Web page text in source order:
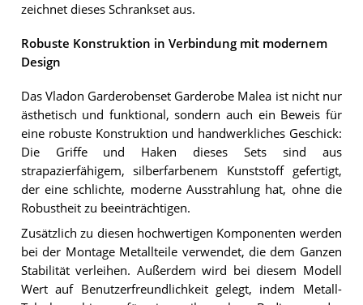
zeichnet dieses Schrankset aus.
Robuste Konstruktion in Verbindung mit modernem
Design
Das Vladon Garderobenset Garderobe Malea ist nicht nur
ästhetisch und funktional, sondern auch ein Beweis für
eine robuste Konstruktion und handwerkliches Geschick:
Die Griffe und Haken dieses Sets sind aus
strapazierfähigem, silberfarbenem Kunststoff gefertigt,
der eine schlichte, moderne Ausstrahlung hat, ohne die
Robustheit zu beeinträchtigen.
Zusätzlich zu diesen hochwertigen Komponenten werden
bei der Montage Metallteile verwendet, die dem Ganzen
Stabilität verleihen. Außerdem wird bei diesem Modell
Wert auf Benutzerfreundlichkeit gelegt, indem Metall-